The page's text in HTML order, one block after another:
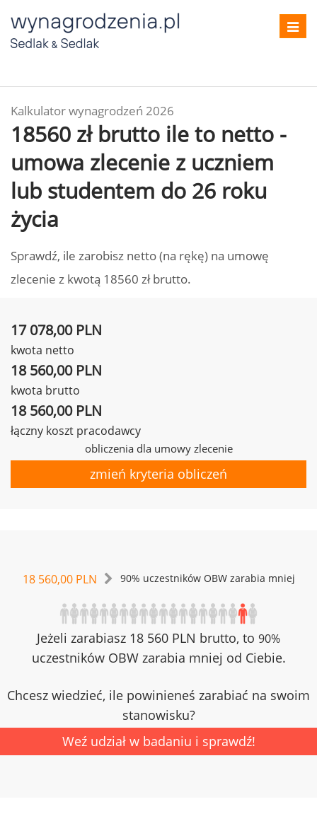
Kalkulator wynagrodzeń 2026
18560 zł brutto ile to netto -
umowa zlecenie z uczniem
lub studentem do 26 roku
życia
Sprawdź, ile zarobisz netto (na rękę) na umowę
zlecenie z kwotą 18560 zł brutto.
17 078,00 PLN
kwota netto
18 560,00 PLN
kwota brutto
18 560,00 PLN
łączny koszt pracodawcy
obliczenia dla umowy zlecenie
zmień kryteria obliczeń
18 560,00 PLN 90% uczestników OBW zarabia mniej
Jeżeli zarabiasz 18 560 PLN brutto, to 90%
uczestników OBW zarabia mniej od Ciebie.
Chcesz wiedzieć, ile powinieneś zarabiać na swoim
stanowisku?
Weź udział w badaniu i sprawdź!